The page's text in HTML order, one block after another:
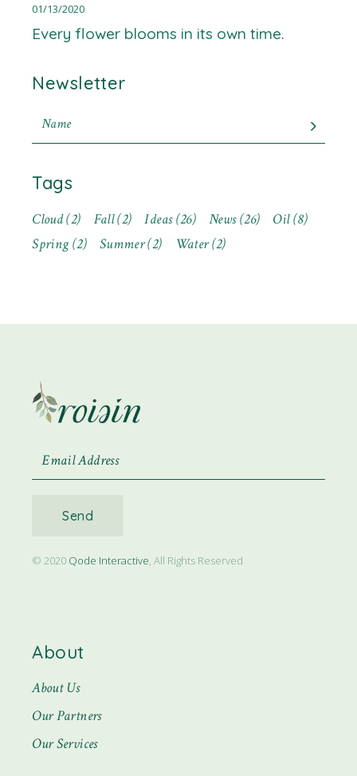
Every flower blooms in its own time.
01/13/2020
Newsletter
Tags
Cloud(2) Fall(2) Ideas(26) News(26) Oil(8)
Spring(2) Summer(2) Water(2)
Send
© 2020 Qode Interactive , All Rights Reserved
About
About Us
Our Partners
Our Services